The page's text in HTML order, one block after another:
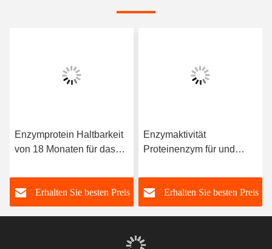
Enzymprotein Haltbarkeit
von 18 Monaten für das
Produktionsdatum und
Enzymaktivität von 200
Erhalten Sie besten Preis
Enzymaktivität
Proteinenzym für und
der Mikrobenfermentation
Erhalten Sie besten Preis